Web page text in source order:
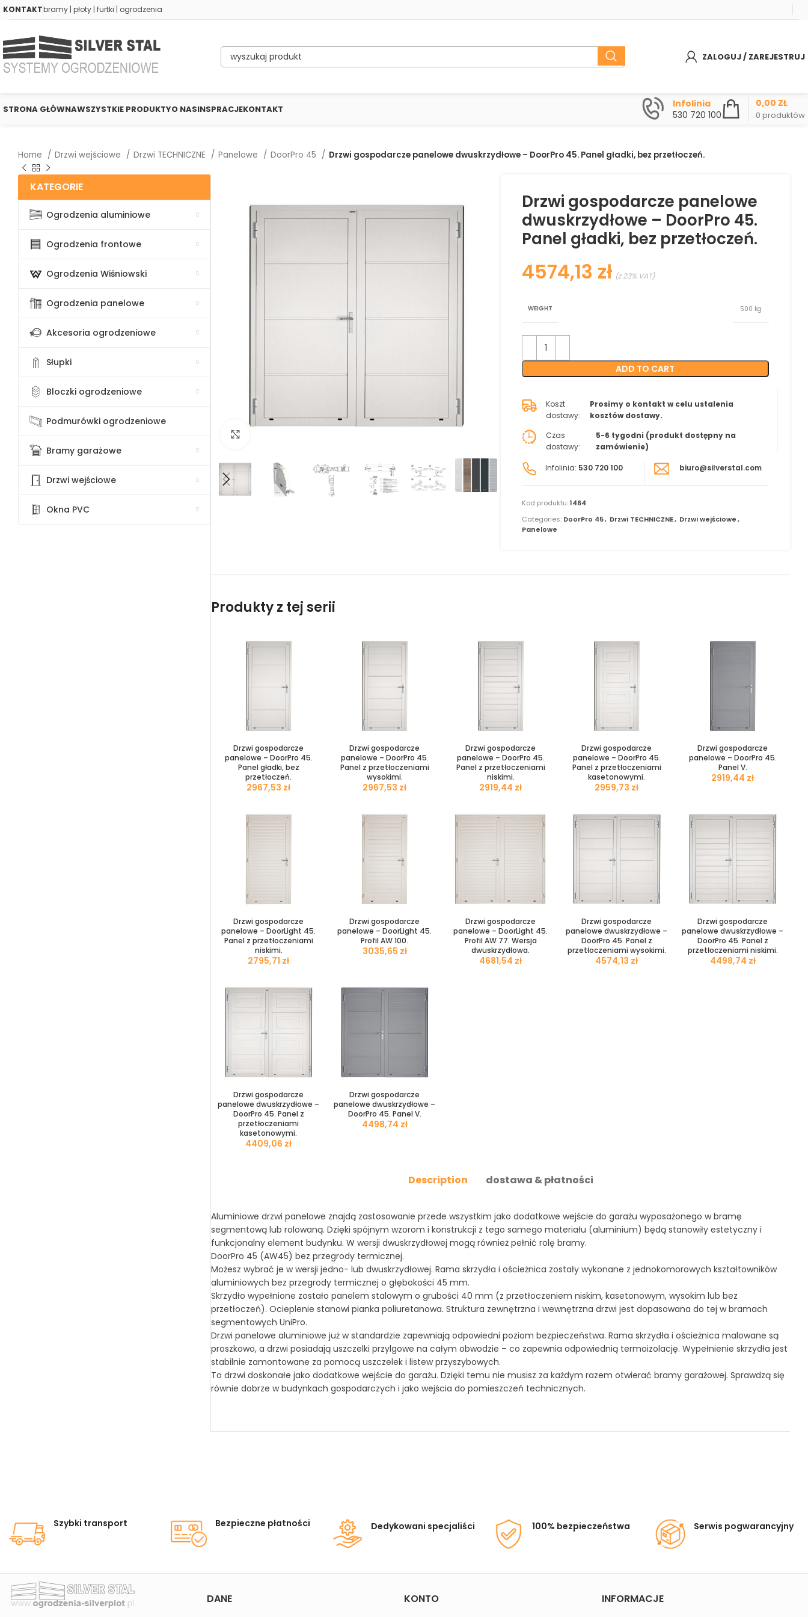
KONTAKTbramy | płoty | furtki | ogrodzenia
ZALOGUJ / ZAREJESTRUJ
STRONA GŁÓWNAWSZYSTKIE PRODUKTYO NASINSPRACJEKONTAKT
Infolinia
530 720 100
0 produktów
0,00 ZŁ
Home Drzwi wejściowe Drzwi TECHNICZNE Panelowe DoorPro 45 Drzwi gospodarcze panelowe dwuskrzydłowe – DoorPro 45. Panel gładki, bez przetłoczeń.
Drzwi gospodarcze panelowe
dwuskrzydłowe – DoorPro 45.
Panel gładki, bez przetłoczeń.
zł
WEIGHT 500 kg
ADD TO CART
Koszt
dostawy:
Prosimy o kontakt w celu ustalenia
kosztów dostawy.
Czas
dostawy:
5-6 tygodni (produkt dostępny na
zamówienie)
Infolinia: 530 720 100 biuro@silverstal.com
Kod produktu:1464
Categories: DoorPro 45, Drzwi TECHNICZNE, Drzwi wejściowe,
Panelowe
Produkty z tej serii
Drzwi gospodarcze
panelowe – DoorPro 45.
Panel gładki, bez
przetłoczeń.
zł
Drzwi gospodarcze
panelowe – DoorPro 45.
Panel z przetłoczeniami
wysokimi.
zł
Drzwi gospodarcze
panelowe – DoorPro 45.
Panel z przetłoczeniami
niskimi.
zł
Drzwi gospodarcze
panelowe – DoorPro 45.
Panel z przetłoczeniami
kasetonowymi.
zł
Drzwi gospodarcze
panelowe – DoorPro 45.
Panel V.
zł
Drzwi gospodarcze
panelowe – DoorLight 45.
Panel z przetłoczeniami
niskimi.
zł
Drzwi gospodarcze
panelowe – DoorLight 45.
Profil AW 100.
zł
Drzwi gospodarcze
panelowe – DoorLight 45.
Profil AW 77. Wersja
dwuskrzydłowa.
zł
Drzwi gospodarcze
panelowe dwuskrzydłowe –
DoorPro 45. Panel z
przetłoczeniami wysokimi.
zł
Drzwi gospodarcze
panelowe dwuskrzydłowe –
DoorPro 45. Panel z
przetłoczeniami niskimi.
zł
Drzwi gospodarcze
panelowe dwuskrzydłowe –
DoorPro 45. Panel z
przetłoczeniami
kasetonowymi.
zł
Drzwi gospodarcze
panelowe dwuskrzydłowe –
DoorPro 45. Panel V.
zł
Description dostawa & płatności
Aluminiowe drzwi panelowe znajdą zastosowanie przede wszystkim jako dodatkowe wejście do garażu wyposażonego w bramę
segmentową lub rolowaną. Dzięki spójnym wzorom i konstrukcji z tego samego materiału (aluminium) będą stanowiły estetyczny i
funkcjonalny element budynku. W wersji dwuskrzydłowej mogą również pełnić rolę bramy.
DoorPro 45 (AW45) bez przegrody termicznej.
Możesz wybrać je w wersji jedno- lub dwuskrzydłowej. Rama skrzydła i ościeżnica zostały wykonane z jednokomorowych kształtowników
aluminiowych bez przegrody termicznej o głębokości 45 mm.
Skrzydło wypełnione zostało panelem stalowym o grubości 40 mm (z przetłoczeniem niskim, kasetonowym, wysokim lub bez
przetłoczeń). Ocieplenie stanowi pianka poliuretanowa. Struktura zewnętrzna i wewnętrzna drzwi jest dopasowana do tej w bramach
segmentowych UniPro.
Drzwi panelowe aluminiowe już w standardzie zapewniają odpowiedni poziom bezpieczeństwa. Rama skrzydła i ościeżnica malowane są
proszkowo, a drzwi posiadają uszczelki przylgowe na całym obwodzie – co zapewnia odpowiednią termoizolację. Wypełnienie skrzydła jest
stabilnie zamontowane za pomocą uszczelek i listew przyszybowych.
To drzwi doskonałe jako dodatkowe wejście do garażu. Dzięki temu nie musisz za każdym razem otwierać bramy garażowej. Sprawdzą się
równie dobrze w budynkach gospodarczych i jako wejścia do pomieszczeń technicznych.
KATEGORIE
Ogrodzenia aluminiowe
Ogrodzenia frontowe
Ogrodzenia Wiśniowski
Ogrodzenia panelowe
Akcesoria ogrodzeniowe
Słupki
Bloczki ogrodzeniowe
Podmurówki ogrodzeniowe
Bramy garażowe
Drzwi wejściowe
Okna PVC
Szybki transport Bezpieczne płatności Dedykowani specjaliści 100% bezpieczeństwa Serwis pogwarancyjny
DANE KONTO INFORMACJE